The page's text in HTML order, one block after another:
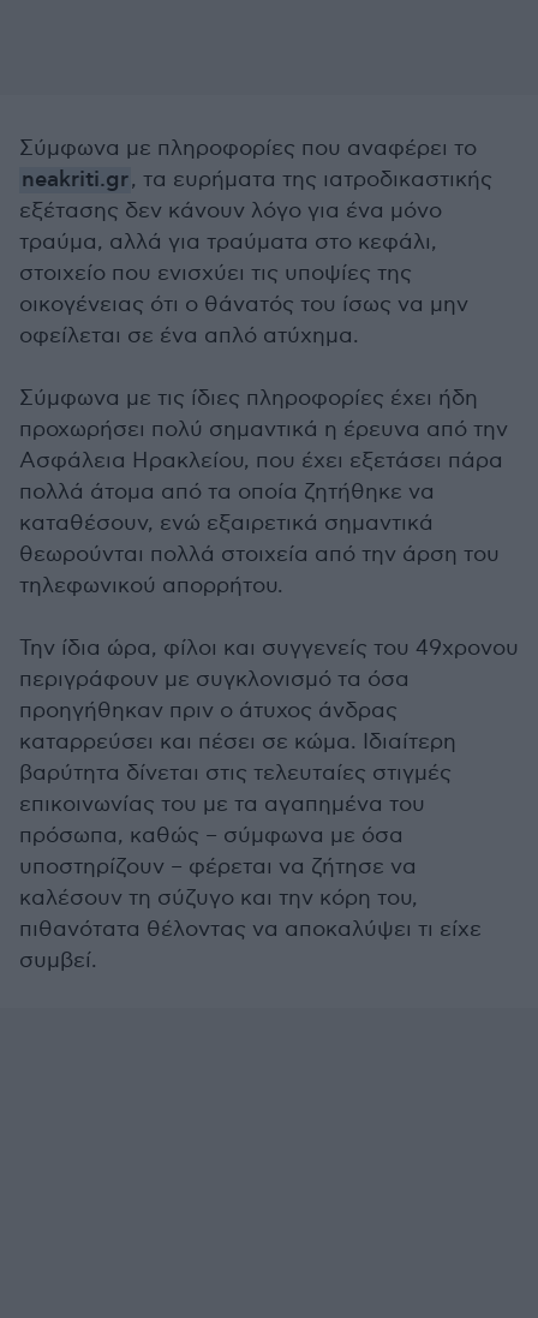
Σύμφωνα με πληροφορίες που αναφέρει το
neakriti.gr, τα ευρήματα της ιατροδικαστικής
εξέτασης δεν κάνουν λόγο για ένα μόνο
τραύμα, αλλά για τραύματα στο κεφάλι,
στοιχείο που ενισχύει τις υποψίες της
οικογένειας ότι ο θάνατός του ίσως να μην
οφείλεται σε ένα απλό ατύχημα.
Σύμφωνα με τις ίδιες πληροφορίες έχει ήδη
προχωρήσει πολύ σημαντικά η έρευνα από την
Ασφάλεια Ηρακλείου, που έχει εξετάσει πάρα
πολλά άτομα από τα οποία ζητήθηκε να
καταθέσουν, ενώ εξαιρετικά σημαντικά
θεωρούνται πολλά στοιχεία από την άρση του
τηλεφωνικού απορρήτου.
Την ίδια ώρα, φίλοι και συγγενείς του 49χρονου
περιγράφουν με συγκλονισμό τα όσα
προηγήθηκαν πριν ο άτυχος άνδρας
καταρρεύσει και πέσει σε κώμα. Ιδιαίτερη
βαρύτητα δίνεται στις τελευταίες στιγμές
επικοινωνίας του με τα αγαπημένα του
πρόσωπα, καθώς – σύμφωνα με όσα
υποστηρίζουν – φέρεται να ζήτησε να
καλέσουν τη σύζυγο και την κόρη του,
πιθανότατα θέλοντας να αποκαλύψει τι είχε
συμβεί.